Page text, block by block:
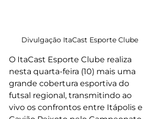
Divulgação ItaCast Esporte Clube
O ItaCast Esporte Clube realiza
nesta quarta-feira (10) mais uma
grande cobertura esportiva do
futsal regional, transmitindo ao
vivo os confrontos entre Itápolis e